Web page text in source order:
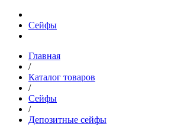
Сейфы
Главная
/
Каталог товаров
/
Сейфы
/
Депозитные сейфы